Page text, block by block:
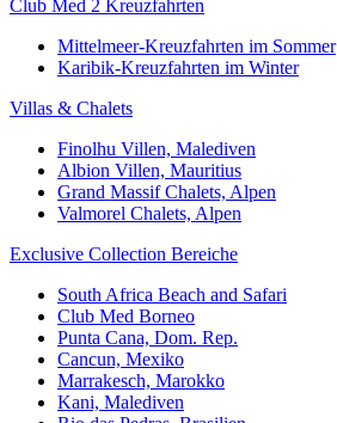
Club Med 2 Kreuzfahrten
Mittelmeer-Kreuzfahrten im Sommer
Karibik-Kreuzfahrten im Winter
Villas & Chalets
Finolhu Villen, Malediven
Albion Villen, Mauritius
Grand Massif Chalets, Alpen
Valmorel Chalets, Alpen
Exclusive Collection Bereiche
South Africa Beach and Safari
Club Med Borneo
Punta Cana, Dom. Rep.
Cancun, Mexiko
Marrakesch, Marokko
Kani, Malediven